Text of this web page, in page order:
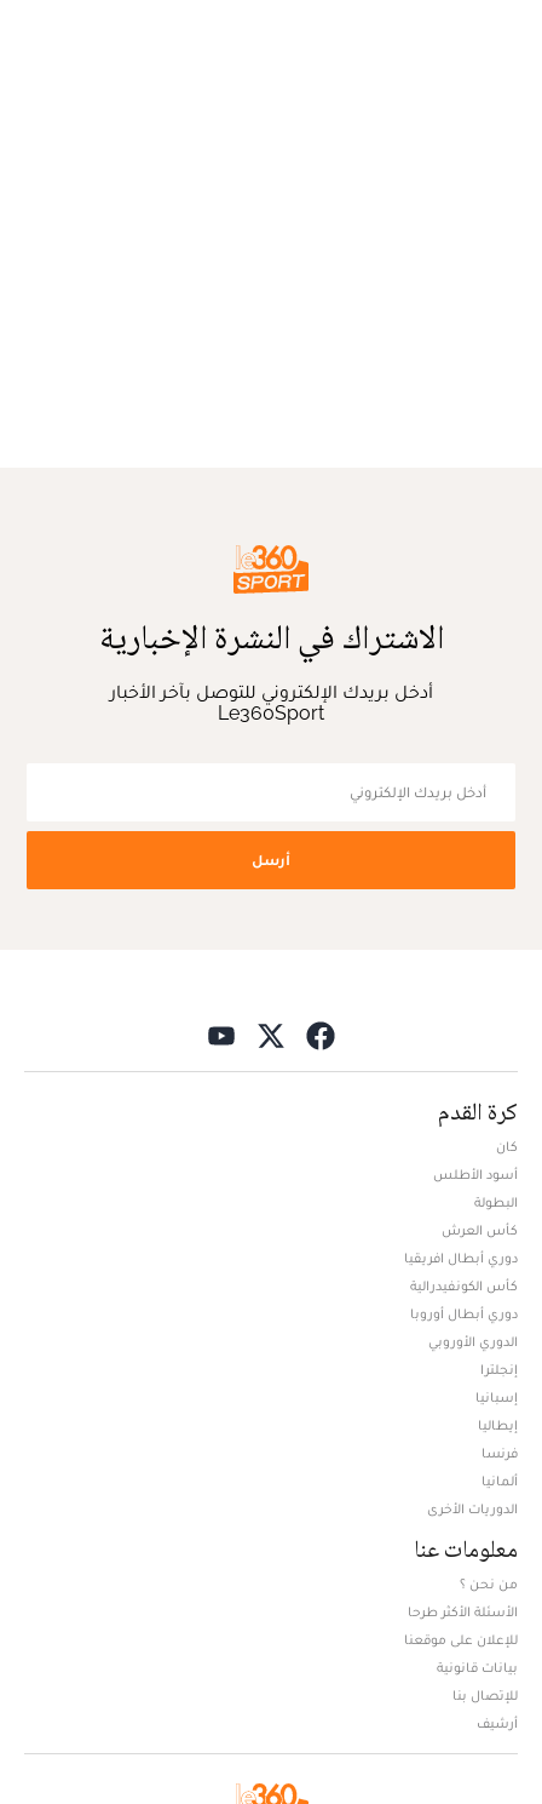
الاشتراك في النشرة الإخبارية
أدخل بريدك الإلكتروني للتوصل بآخر الأخبار
كرة القدم
كان
أسود الأطلس
البطولة
كأس العرش
دوري أبطال افريقيا
كأس الكونفيدرالية
دوري أبطال أوروبا
الدوري الأوروبي
إنجلترا
إسبانيا
إيطاليا
فرنسا
ألمانيا
الدوريات الأخرى
معلومات عنا
من نحن ؟
الأسئلة الأكثر طرحا
للإعلان على موقعنا
بيانات قانونية
للإتصال بنا
أرشيف